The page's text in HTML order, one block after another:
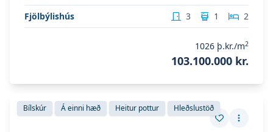
Fjölbýlishús 3 1 2
1026 þ.kr./m2
103.100.000 kr.
Skoða eigninaHoltsbúð 39
Bílskúr Á einni hæð Heitur pottur Hleðslustöð
Vista eign
Fleiri
Skoða eigninaHoltsbúð 39